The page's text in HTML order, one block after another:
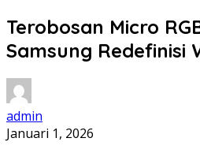
Terobosan Micro
Samsung Redefinisi
admin
Januari 1, 2026